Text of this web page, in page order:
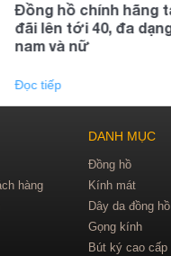
Đồng hồ chính hãng
đãi lên tới 40, đa
nam và nữ
Đọc tiếp
hàng
DANH MỤC
Đồng hồ
Kính mát
Dây da đồng hồ
Gọng kính
Bút ký cao cấp